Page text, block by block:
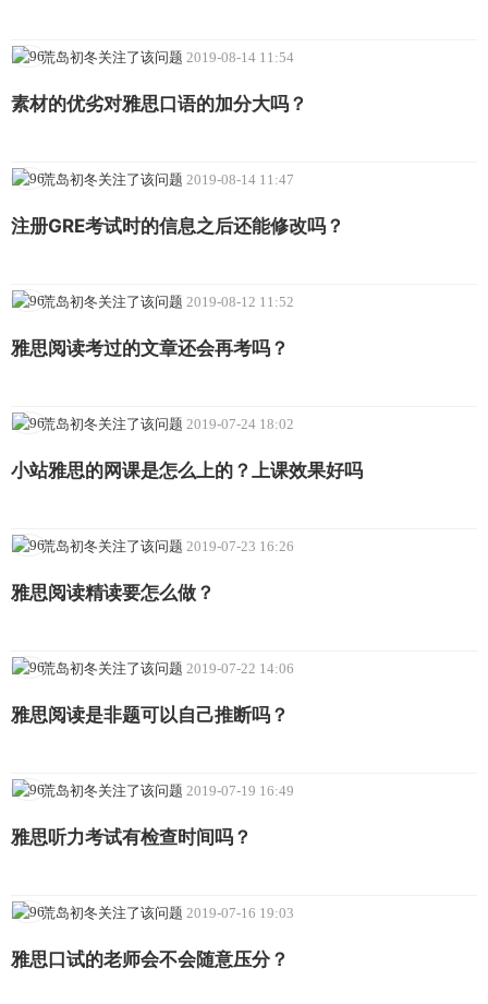
荒岛初冬关注了该问题 2019-08-14 11:54
素材的优劣对雅思口语的加分大吗？
荒岛初冬关注了该问题 2019-08-14 11:47
注册GRE考试时的信息之后还能修改吗？
荒岛初冬关注了该问题 2019-08-12 11:52
雅思阅读考过的文章还会再考吗？
荒岛初冬关注了该问题 2019-07-24 18:02
小站雅思的网课是怎么上的？上课效果好吗
荒岛初冬关注了该问题 2019-07-23 16:26
雅思阅读精读要怎么做？
荒岛初冬关注了该问题 2019-07-22 14:06
雅思阅读是非题可以自己推断吗？
荒岛初冬关注了该问题 2019-07-19 16:49
雅思听力考试有检查时间吗？
荒岛初冬关注了该问题 2019-07-16 19:03
雅思口试的老师会不会随意压分？